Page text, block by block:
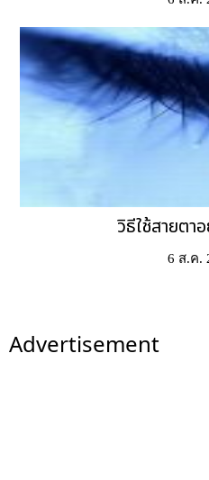
วิธีใช้สายตา
6 ส.ค.
Advertisement